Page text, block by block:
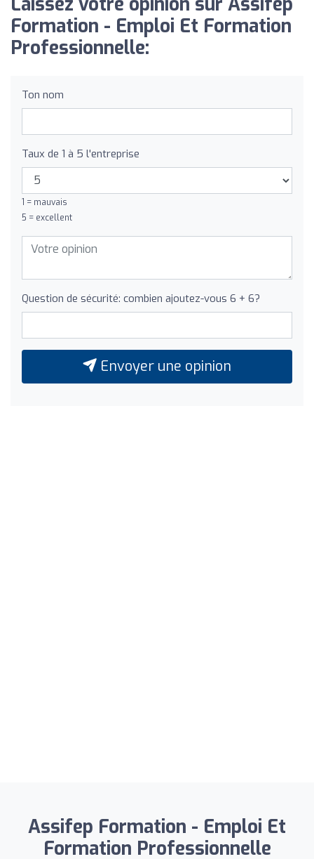
Formation - Emploi Et Formation
Professionnelle:
Ton nom
Taux de 1 à 5 l'entreprise
1 = mauvais
5 = excellent
Question de sécurité: combien ajoutez-vous 6 + 6?
Envoyer une opinion
Assifep Formation - Emploi Et
Formation Professionnelle